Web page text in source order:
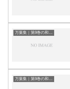
万葉集｜第9巻の和歌一覧
万葉集｜第9巻の和歌一覧